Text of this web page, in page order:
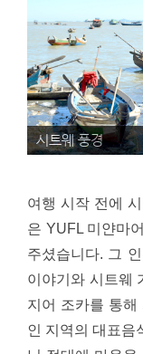
시트웨 풍경
여행 시작 전에
은 YUFL 미얀마
주셨습니다. 그
이야기와 시트웨
지어 조카를 통
인 지역의 대표음